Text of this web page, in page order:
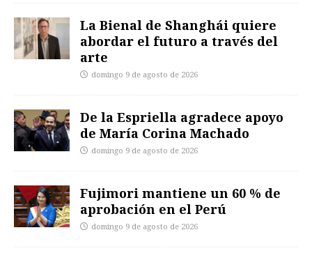
La Bienal de Shanghái quiere
abordar el futuro a través del
arte
domingo 9 de agosto de 2026
De la Espriella agradece apoyo
de María Corina Machado
domingo 9 de agosto de 2026
Fujimori mantiene un 60 % de
aprobación en el Perú
domingo 9 de agosto de 2026